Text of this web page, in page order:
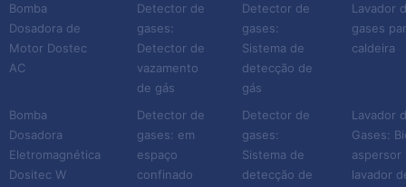
Bomba
Dosadora de
Motor Dostec
AC
Bomba
Dosadora
Eletromagnética
Dositec W
Detector de
gases:
Detector de
vazamento
de gás
Detector de
gases: em
espaço
confinado
Detector de
gases:
Sistema de
detecção de
gás
Detector de
gases:
Sistema de
detecção de
Lavador
gases
caldeira
Lavador
Gases:
aspersor
lavador